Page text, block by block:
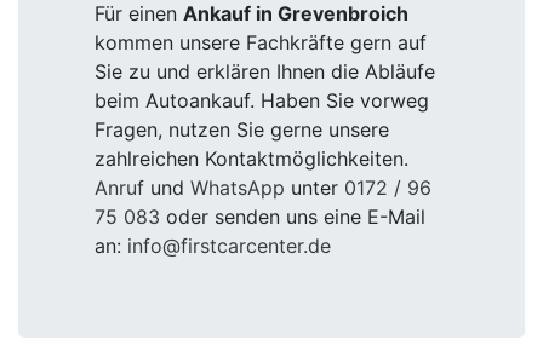
Für einen Ankauf in Grevenbroich
kommen unsere Fachkräfte gern auf
Sie zu und erklären Ihnen die Abläufe
beim Autoankauf. Haben Sie vorweg
Fragen, nutzen Sie gerne unsere
zahlreichen Kontaktmöglichkeiten.
Anruf und WhatsApp unter 0172 / 96
75 083 oder senden uns eine E-Mail
an: info@firstcarcenter.de